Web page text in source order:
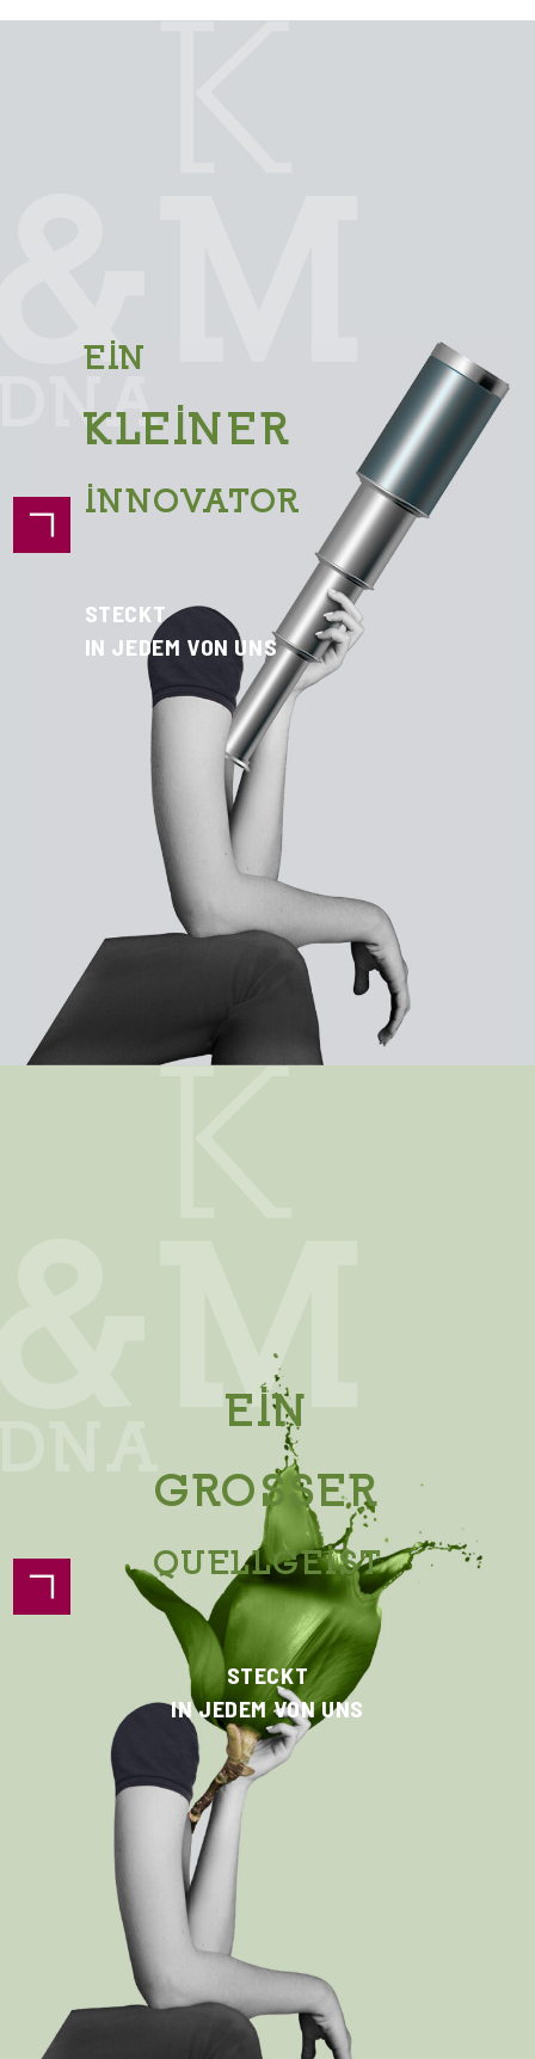
EIN
KLEINER
INNOVATOR
STECKT
IN JEDEM VON UNS
EIN
GROSSER
QUELLGEIST
STECKT
IN JEDEM VON UNS